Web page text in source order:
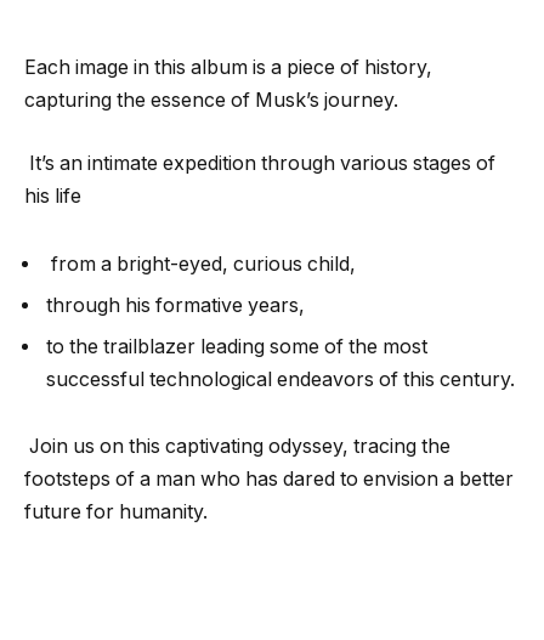
Each image in this album is a piece of history,
capturing the essence of Musk’s journey.
It’s an intimate expedition through various stages of
his life
from a bright-eyed, curious child,
through his formative years,
to the trailblazer leading some of the most
successful technological endeavors of this century.
Join us on this captivating odyssey, tracing the
footsteps of a man who has dared to envision a better
future for humanity.